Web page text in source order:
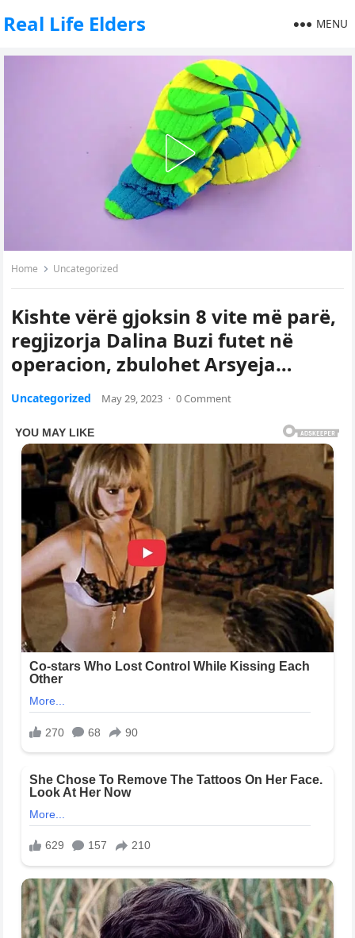
Real Life Elders MENU
Home Uncategorized
Kishte vërë gjoksin 8 vite më parë,
regjizorja Dalina Buzi futet në
operacion, zbulohet Arsyeja…
Uncategorized May 29, 2023 · 0 Comment